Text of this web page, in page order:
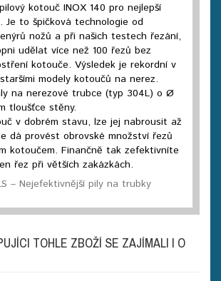
kotouč INOX 140 pro nejlepší
Je to špičková technologie od
nožů a při našich testech řezání,
udělat více než 100 řezů bez
kotouče. Výsledek je rekordní v
modely kotoučů na nerez.
na nerezové trubce (typ 304L) o Ø
tloušťce stěny.
v dobrém stavu, lze jej nabrousit až
dá provést obrovské množství řezů
kotoučem. Finančně tak zefektivníte
řez při větších zakázkách.
– Nejefektivnější pily na trubky
TOHLE ZBOŽÍ SE ZAJÍMALI I O